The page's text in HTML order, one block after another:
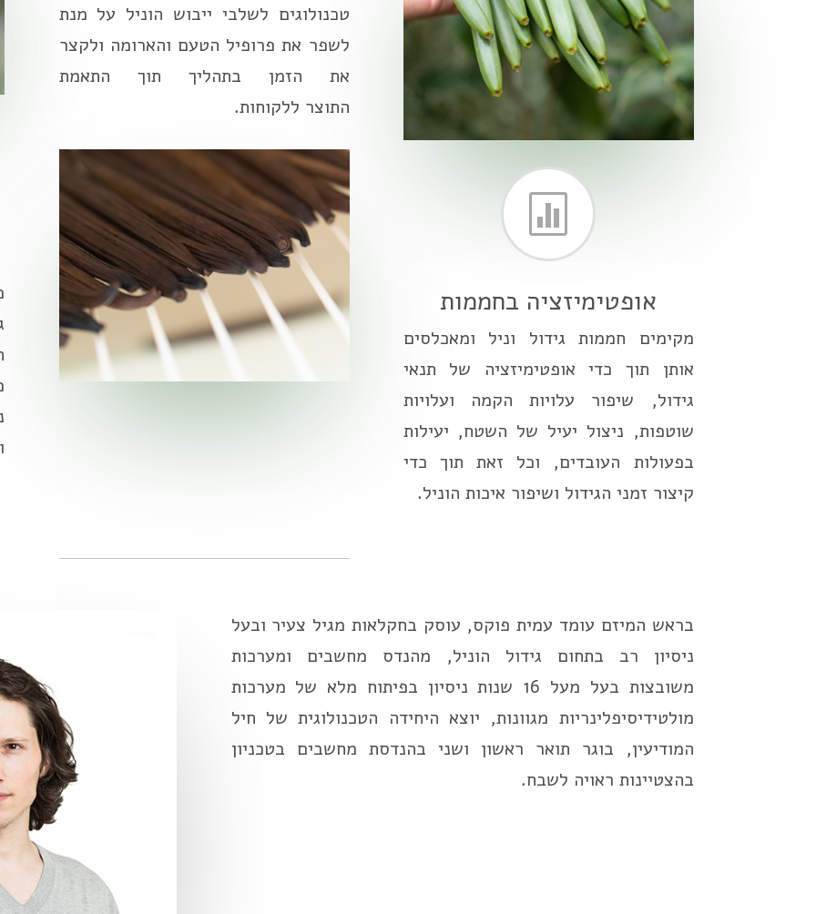

אופטימיזציה בחממות
מקימים חממות גידול וניל ומאכלסים
אותן תוך כדי אופטימיזציה של תנאי
גידול, שיפור עלויות הקמה ועלויות
שוטפות, ניצול יעיל של השטח, יעילות
בפעולות העובדים, וכל זאת תוך כדי
קיצור זמני הגידול ושיפור איכות הוניל.
טכנולוגים לשלבי ייבוש הוניל על מנת
לשפר את פרופיל הטעם והארומה ולקצר
את הזמן בתהליך תוך התאמת
התוצר ללקוחות.
בראש המיזם עומד עמית פוקס, עוסק בחקלאות מגיל צעיר ובעל
ניסיון רב בתחום גידול הוניל, מהנדס מחשבים ומערכות
משובצות בעל מעל 16 שנות ניסיון בפיתוח מלא של מערכות
מולטידיסיפלינריות מגוונות, יוצא היחידה הטכנולוגית של חיל
המודיעין, בוגר תואר ראשון ושני בהנדסת מחשבים בטכניון
בהצטיינות ראויה לשבח.